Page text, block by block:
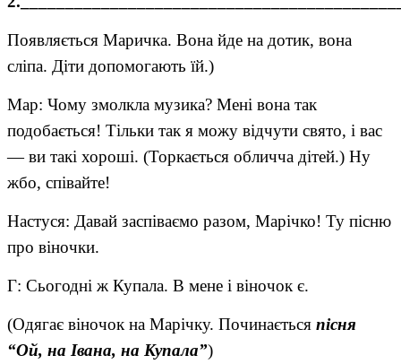
Появляється Маричка. Вона йде на дотик, вона
сліпа. Діти допомогають їй.)
Мар: Чому змолкла музика? Мені вона так
подобається! Тільки так я можу відчути свято, і вас
— ви такі хороші. (Торкається обличча дітей.) Ну
жбо, співайте!
Настуся: Давай заспіваємо разом, Марічко! Ту пісню
про віночки.
Г: Сьогодні ж Купала. В мене і віночок є.
(Одягає віночок на Марічку. Починається пісня
“Ой, на Івана, на Купала”)